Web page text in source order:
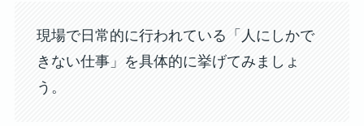
現場で日常的に行われている「人にしかで
きない仕事」を具体的に挙げてみましょ
う。